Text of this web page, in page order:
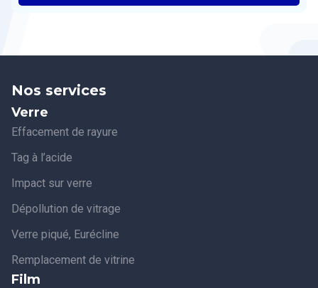
Nos services
Verre
Effacement de rayure
Tag à l’acide
Impact sur verre
Dépollution de vitrage
Verre piqué, Eurécline
Remplacement de vitrine
Film